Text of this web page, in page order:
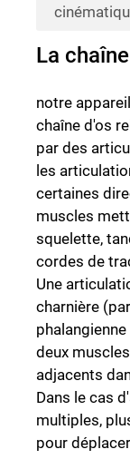
La
notre
chaîne d'os
par des
les
certaines
muscles
squelette,
cordes de
Une
charnière
deux
adjacents
Dans le cas
multiples,
pour